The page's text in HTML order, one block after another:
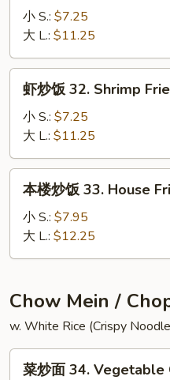
31.
Beef
Fried
Rice
小 S.: $7.25
大 L.: $11.25
虾
32.
Shrimp
Fried
Rice
虾炒饭 32. Shrimp
小 S.: $7.25
大 L.: $11.25
本
33.
Fried
Rice
本楼炒饭 33. House
小 S.: $7.95
大 L.: $12.25
Chow Mein /
w. White Rice (Crispy
菜
菜炒面 34. Vegetable